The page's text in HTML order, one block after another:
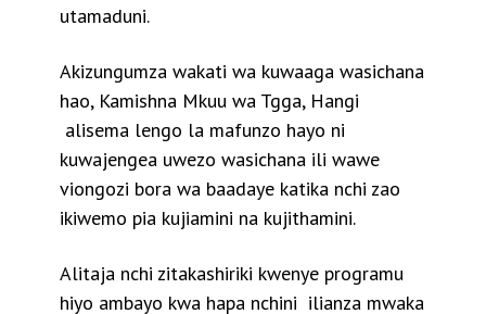
utamaduni.
Akizungumza wakati wa kuwaaga wasichana
hao, Kamishna Mkuu wa Tgga, Hangi
alisema lengo la mafunzo hayo ni
kuwajengea uwezo wasichana ili wawe
viongozi bora wa baadaye katika nchi zao
ikiwemo pia kujiamini na kujithamini.
Alitaja nchi zitakashiriki kwenye programu
hiyo ambayo kwa hapa nchini ilianza mwaka